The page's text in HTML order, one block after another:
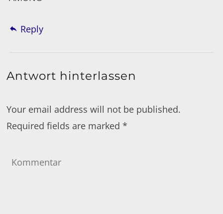
Reply
Antwort hinterlassen
Your email address will not be published.
Required fields are marked*